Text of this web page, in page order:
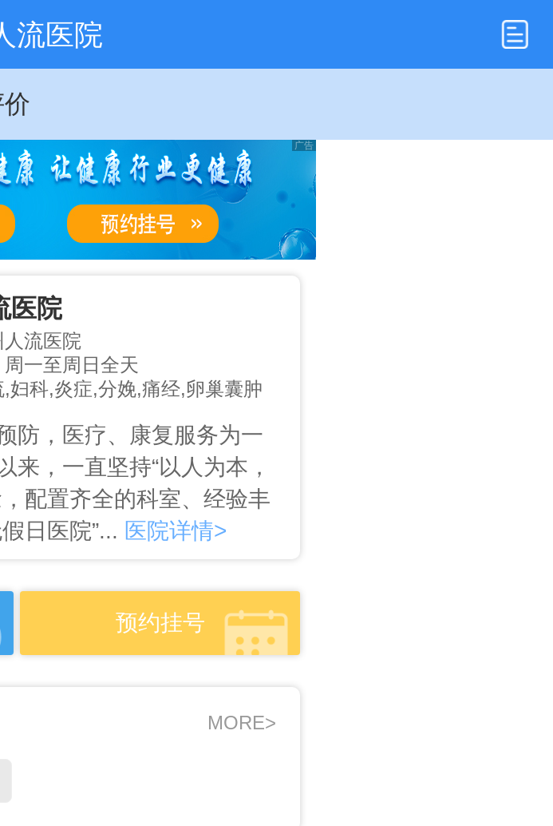
流医院
医院
流医院
一至周日全天
妇科,炎症,分娩,痛经,卵巢囊肿
防，医疗、康复服务为一
，一直坚持“以人为本，
配置齐全的科室、经验丰
日医院”... 医院详情>
预约挂号
MORE>